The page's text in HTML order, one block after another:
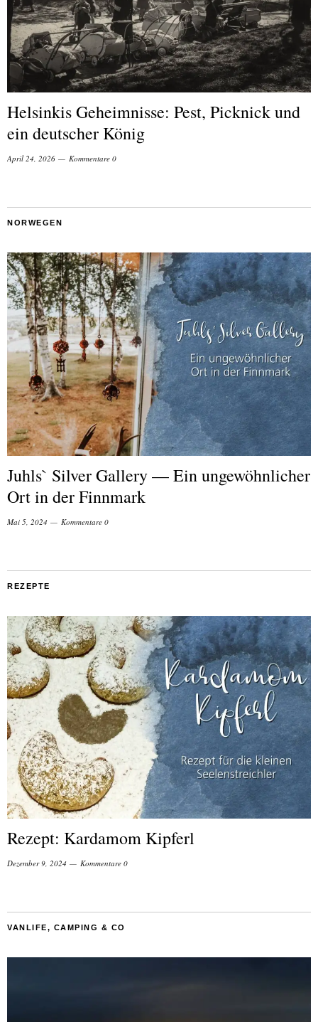
Helsinkis Geheimnisse: Pest, Picknick und
ein deutscher König
April 24, 2026 Kommentare 0
NORWEGEN
Juhls` Silver Gallery — Ein ungewöhnlicher
Ort in der Finnmark
Mai 5, 2024 Kommentare 0
REZEPTE
Rezept: Kardamom Kipferl
Dezember 9, 2024 Kommentare 0
VANLIFE, CAMPING & CO